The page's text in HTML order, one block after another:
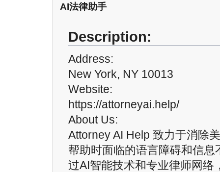
AI法律助手
Description:
Address:
New York, NY 10013
Website:
https://attorneyai.help/
About Us:
Attorney AI Help 致力于消除
帮助时面临的语言障碍和信息
过AI智能技术和专业律师网络